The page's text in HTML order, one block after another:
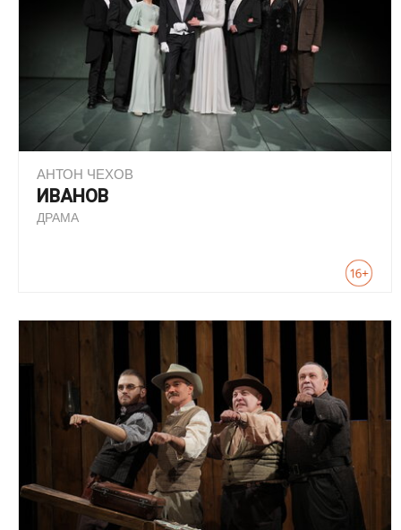
АНТОН ЧЕХОВ
ИВАНОВ
ДРАМА